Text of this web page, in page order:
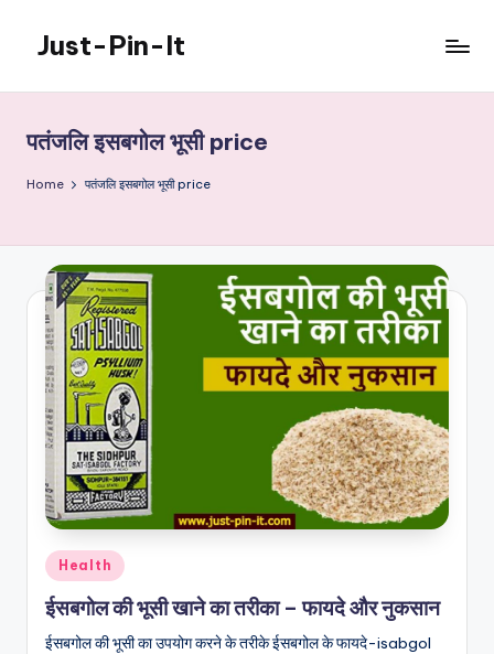
content
Just-Pin-It
पतंजलि इसबगोल भूसी price
Home पतंजलि इसबगोल भूसी price
Posted
in
Health
ईसबगोल की भूसी खाने का तरीका – फायदे और नुकसान
ईसबगोल की भूसी का उपयोग करने के तरीके ईसबगोल के फायदे-isabgol